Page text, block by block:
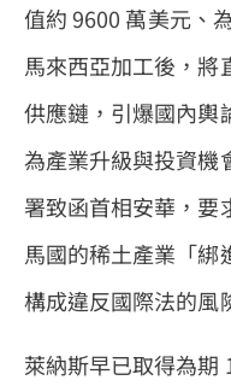
值約 9600 萬美元、
馬來西亞加工後，將
供應鏈，引爆國內輿
為產業升級與投資機
署致函首相安華，要
馬國的稀土產業「綁
構成違反國際法的風
萊納斯早已取得為期